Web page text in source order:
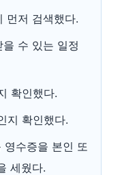
먼저 검색했다.
수 있는 일정
확인했다.
지 확인했다.
영수증을 본인 또
세웠다.